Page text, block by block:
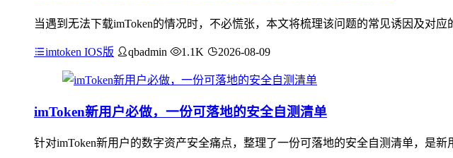
当遇到无法下载imToken的情况时，不必慌张，本文将梳理该问题的常见诱因及对
imtoken IOS版 qbadmin 1.1K 2026-08-09
imToken新用户必做，一份可落地的安全自测清单
针对imToken新用户的数字资产安全痛点，整理了一份可落地的安全自测清单，是